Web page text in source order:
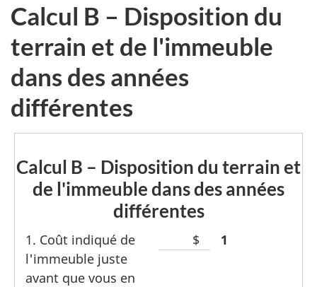
Calcul B – Disposition du
terrain et de l'immeuble
dans des années
différentes
Calcul B – Disposition du terrain et
de l'immeuble dans des années
différentes
1. Coût indiqué de
l'immeuble juste
avant que vous en
$
Espace
Line
1